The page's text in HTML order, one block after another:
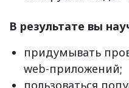
В результате вы
придумывать
web-приложений;
пользоваться